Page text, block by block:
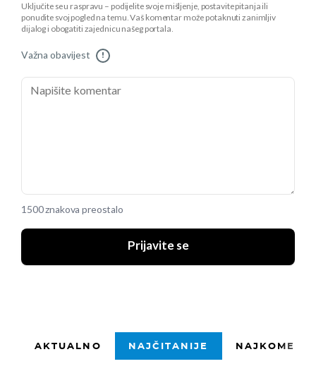
Uključite se u raspravu – podijelite svoje mišljenje, postavite pitanja ili
ponudite svoj pogled na temu. Vaš komentar može potaknuti zanimljiv
dijalog i obogatiti zajednicu našeg portala.
Važna obavijest !
1500 znakova preostalo
Prijavite se
AKTUALNO NAJČITANIJE